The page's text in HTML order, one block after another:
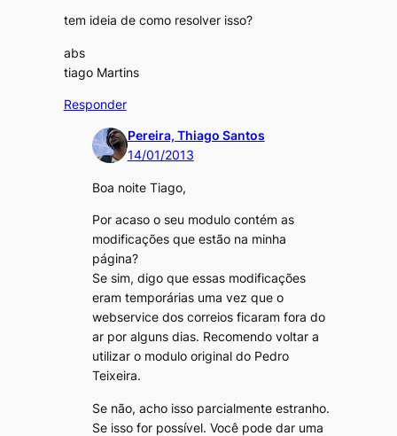
tem ideia de como resolver isso?
abs
tiago Martins
Responder
Pereira, Thiago Santos
14/01/2013
Boa noite Tiago,
Por acaso o seu modulo contém as
modificações que estão na minha
página?
Se sim, digo que essas modificações
eram temporárias uma vez que o
webservice dos correios ficaram fora do
ar por alguns dias. Recomendo voltar a
utilizar o modulo original do Pedro
Teixeira.
Se não, acho isso parcialmente estranho.
Se isso for possível. Você pode dar uma